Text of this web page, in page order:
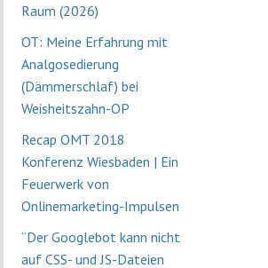
Raum (2026)
OT: Meine Erfahrung mit
Analgosedierung
(Dämmerschlaf) bei
Weisheitszahn-OP
Recap OMT 2018
Konferenz Wiesbaden | Ein
Feuerwerk von
Onlinemarketing-Impulsen
“Der Googlebot kann nicht
auf CSS- und JS-Dateien